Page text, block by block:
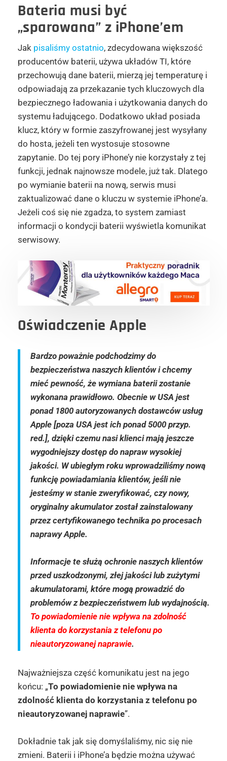
Bateria musi być
„sparowana” z iPhone’em
Jak pisaliśmy ostatnio, zdecydowana większość
producentów baterii, używa układów TI, które
przechowują dane baterii, mierzą jej temperaturę i
odpowiadają za przekazanie tych kluczowych dla
bezpiecznego ładowania i użytkowania danych do
systemu ładującego. Dodatkowo układ posiada
klucz, który w formie zaszyfrowanej jest wysyłany
do hosta, jeżeli ten wystosuje stosowne
zapytanie. Do tej pory iPhone’y nie korzystały z tej
funkcji, jednak najnowsze modele, już tak. Dlatego
po wymianie baterii na nową, serwis musi
zaktualizować dane o kluczu w systemie iPhone’a.
Jeżeli coś się nie zgadza, to system zamiast
informacji o kondycji baterii wyświetla komunikat
serwisowy.
Oświadczenie Apple
Bardzo poważnie podchodzimy do
bezpieczeństwa naszych klientów i chcemy
mieć pewność, że wymiana baterii zostanie
wykonana prawidłowo. Obecnie w USA jest
ponad 1800 autoryzowanych dostawców usług
Apple [poza USA jest ich ponad 5000 przyp.
red.], dzięki czemu nasi klienci mają jeszcze
wygodniejszy dostęp do napraw wysokiej
jakości. W ubiegłym roku wprowadziliśmy nową
funkcję powiadamiania klientów, jeśli nie
jesteśmy w stanie zweryfikować, czy nowy,
oryginalny akumulator został zainstalowany
przez certyfikowanego technika po procesach
naprawy Apple.
Informacje te służą ochronie naszych klientów
przed uszkodzonymi, złej jakości lub zużytymi
akumulatorami, które mogą prowadzić do
problemów z bezpieczeństwem lub wydajnością.
To powiadomienie nie wpływa na zdolność
klienta do korzystania z telefonu po
nieautoryzowanej naprawie.
Najważniejsza część komunikatu jest na jego
końcu: „To powiadomienie nie wpływa na
zdolność klienta do korzystania z telefonu po
nieautoryzowanej naprawie”.
Dokładnie tak jak się domyślaliśmy, nic się nie
zmieni. Baterii i iPhone’a będzie można używać